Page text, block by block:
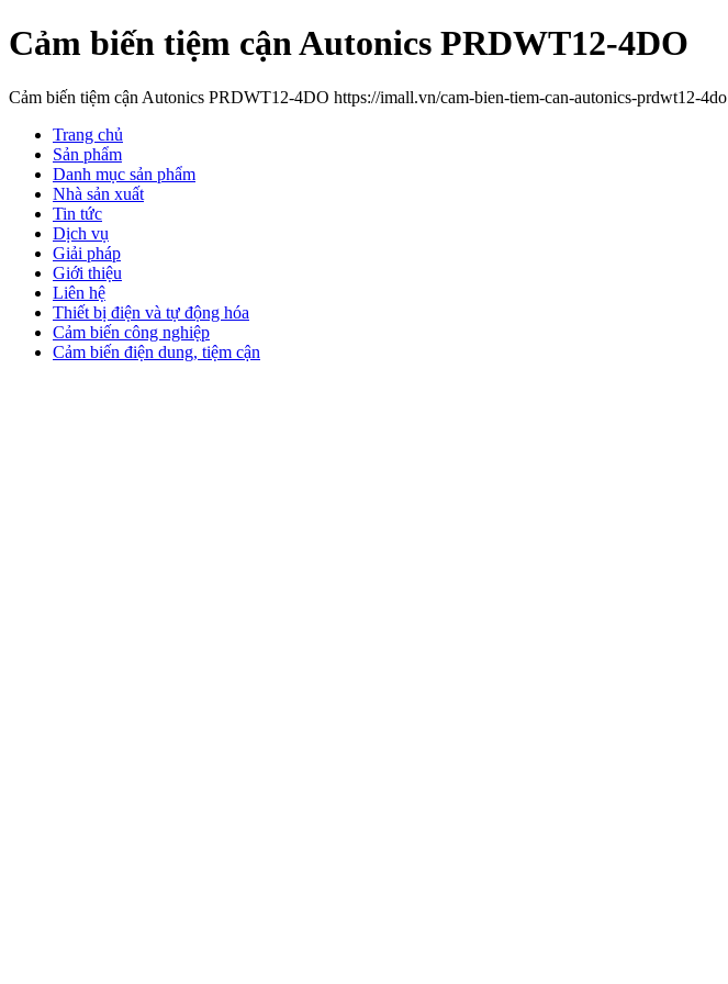
Cảm biến tiệm cận Autonics PRDWT12-4DO
Cảm biến tiệm cận Autonics PRDWT12-4DO https://imall.vn/cam-bien-tiem-can-autonics-prdwt12-4do
Trang chủ
Sản phẩm
Danh mục sản phẩm
Nhà sản xuất
Tin tức
Dịch vụ
Giải pháp
Giới thiệu
Liên hệ
Thiết bị điện và tự động hóa
Cảm biến công nghiệp
Cảm biến điện dung, tiệm cận